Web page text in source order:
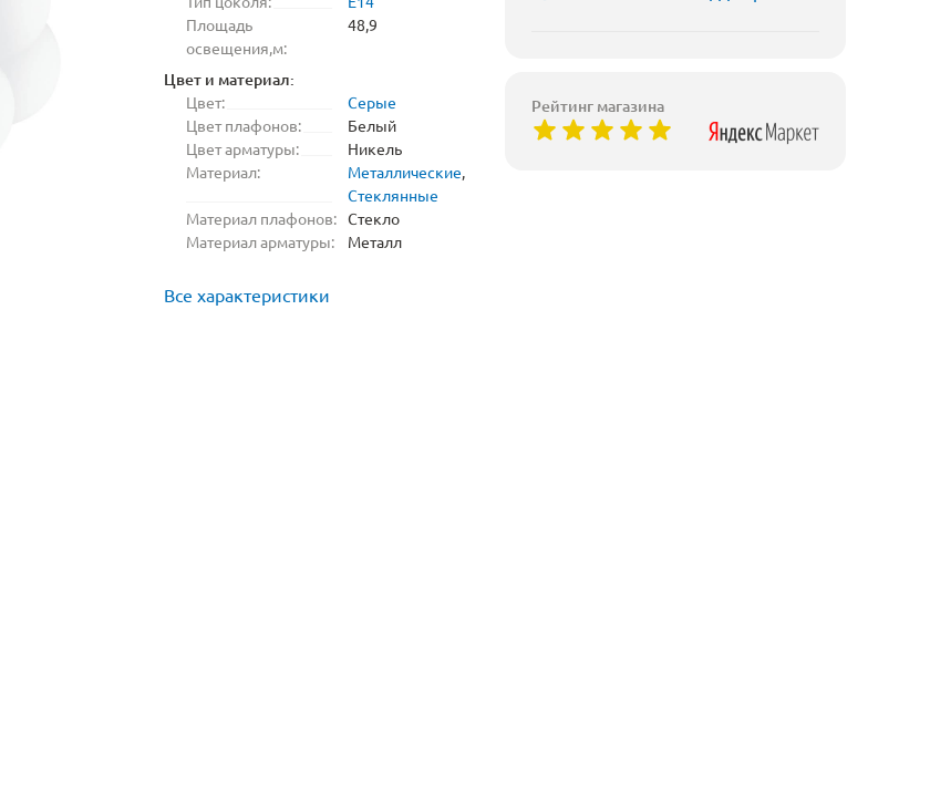
Площадь
освещения,м:
48,9
Цвет и материал:
Цвет:
Серые
Цвет плафонов:
Белый
Цвет арматуры:
Никель
Материал:
Металлические,
Стеклянные
Материал плафонов: Стекло
Материал арматуры:
Металл
Все характеристики
Рейтинг магазина